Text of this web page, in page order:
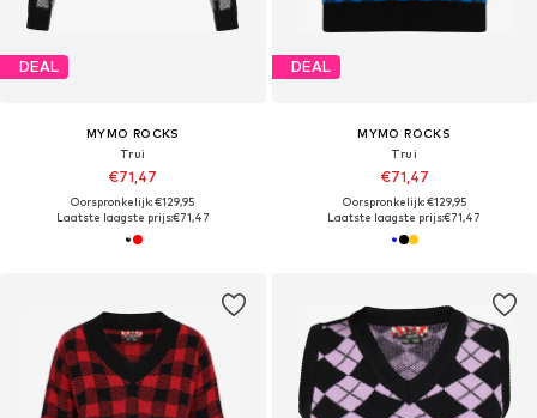
DEAL
MYMO ROCKS
Trui
€71,47
Oorspronkelijk: €129,95
Laatste laagste prijs:€71,47
DEAL
MYMO ROCKS
Trui
€71,47
Oorspronkelijk: €129,95
Laatste laagste prijs:€71,47